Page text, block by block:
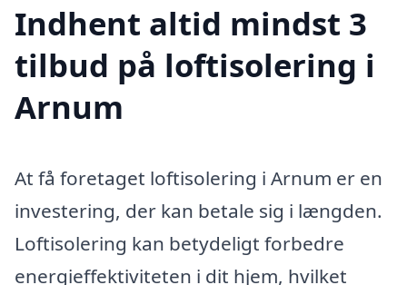
Indhent altid mindst 3
tilbud på loftisolering i
Arnum
At få foretaget loftisolering i Arnum er en
investering, der kan betale sig i længden.
Loftisolering kan betydeligt forbedre
energieffektiviteten i dit hjem, hvilket